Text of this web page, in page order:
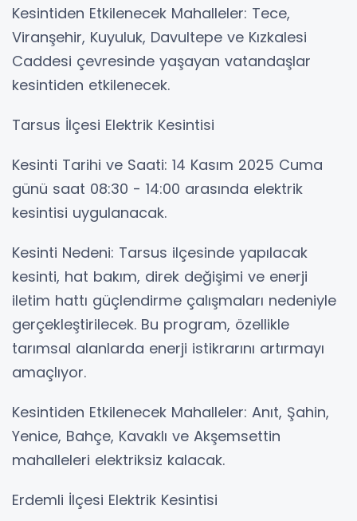
Kesintiden Etkilenecek Mahalleler: Tece,
Viranşehir, Kuyuluk, Davultepe ve Kızkalesi
Caddesi çevresinde yaşayan vatandaşlar
kesintiden etkilenecek.
Tarsus İlçesi Elektrik Kesintisi
Kesinti Tarihi ve Saati: 14 Kasım 2025 Cuma
günü saat 08:30 - 14:00 arasında elektrik
kesintisi uygulanacak.
Kesinti Nedeni: Tarsus ilçesinde yapılacak
kesinti, hat bakım, direk değişimi ve enerji
iletim hattı güçlendirme çalışmaları nedeniyle
gerçekleştirilecek. Bu program, özellikle
tarımsal alanlarda enerji istikrarını artırmayı
amaçlıyor.
Kesintiden Etkilenecek Mahalleler: Anıt, Şahin,
Yenice, Bahçe, Kavaklı ve Akşemsettin
mahalleleri elektriksiz kalacak.
Erdemli İlçesi Elektrik Kesintisi